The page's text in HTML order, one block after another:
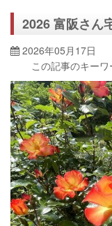
2026 富阪さん
2026年05月17日
この記事のキーワ